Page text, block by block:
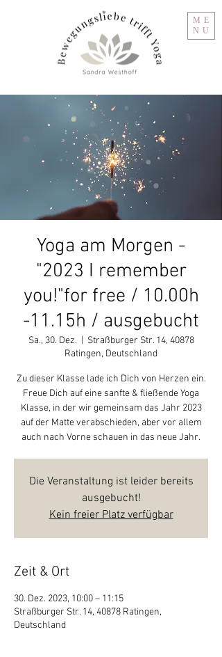
ME
NU
Yoga am Morgen -
"2023 I remember
you!"for free / 10.00h
-11.15h / ausgebucht
Sa., 30. Dez.
Straßburger Str. 14, 40878
Ratingen, Deutschland
Zu dieser Klasse lade ich Dich von Herzen ein.
Freue Dich auf eine sanfte & fließende Yoga
Klasse, in der wir gemeinsam das Jahr 2023
auf der Matte verabschieden, aber vor allem
auch nach Vorne schauen in das neue Jahr.
Die Veranstaltung ist leider bereits
ausgebucht!
Kein freier Platz verfügbar
Zeit & Ort
30. Dez. 2023, 10:00 – 11:15
Straßburger Str. 14, 40878 Ratingen,
Deutschland